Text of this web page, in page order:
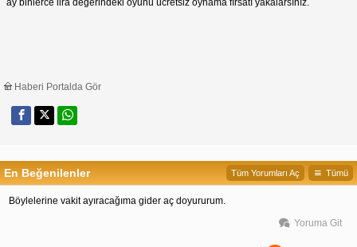
ay binlerce lira değerindeki oyunu ücretsiz oynama fırsatı yakalarsınız.
Haberi Portalda Gör
En Beğenilenler Tümü
Tüm Yorumları Aç
Böylelerine vakit ayıracağıma gider aç doyururum.
Yoruma Git